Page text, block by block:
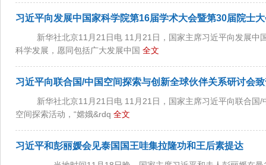
习近平向发展中国家科学院第16届学术大会暨第30届院士
新华社北京11月21日电 11月21日，国家主席习近平向发展
科学发展，愿同包括广大发展中国 全文
习近平向联合国/中国空间探索与创新全球伙伴关系研讨会
新华社北京11月21日电 11月21日，国家主席习近平向联合
空间探索活动，“嫦娥&rdq 全文
习近平和彭丽媛会见泰国国王哇集拉隆功和王后素提达